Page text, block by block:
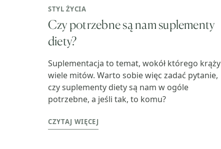
STYL ŻYCIA
Czy potrzebne są nam suplementy
diety?
Suplementacja to temat, wokół którego krąży
wiele mitów. Warto sobie więc zadać pytanie,
czy suplementy diety są nam w ogóle
potrzebne, a jeśli tak, to komu?
CZYTAJ WIĘCEJ